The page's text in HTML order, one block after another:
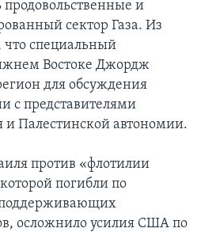
и
сектор Газа. Из
что специальный
Востоке Джордж
для обсуждения
с представителями
и Палестинской автономии.
против «флотилии
погибли по
осложнило усилия США по